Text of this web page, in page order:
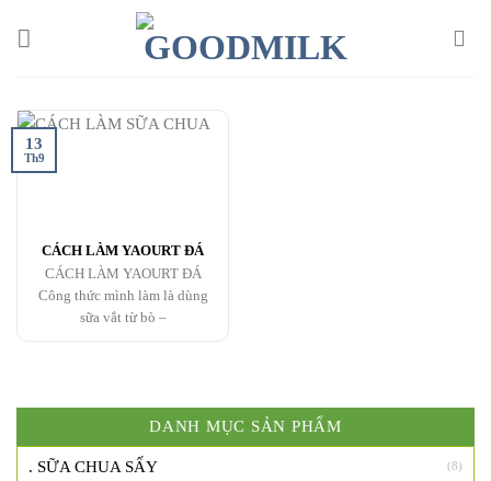
CÁCH LÀM YAOURT ĐÁ
CÁCH LÀM YAOURT ĐÁ
Công thức mình làm là dùng
sữa vắt từ bò –
13
Th9
DANH MỤC SẢN PHẨM
. SỮA CHUA SẤY (8)